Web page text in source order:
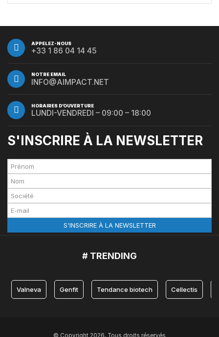
APPELEZ-NOUS
+33 1 86 04 14 45
NOTRE EMAIL
INFO@AIMPACT.NET
HORAIRES D’OUVERTURE
LUNDI-VENDREDI – 09:00 – 18:00
S'INSCRIRE À LA NEWSLETTER
# TRENDING
Valneva Genfit Tendance biotech Cellectis
© Copyright 2026, Tous droits réservés